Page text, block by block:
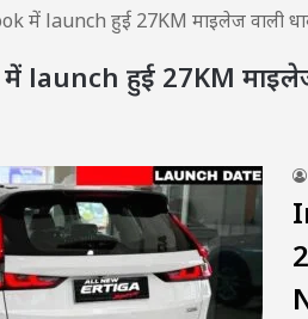
में launch हुई 27KM माइलेज वाली
launch हुई 27KM